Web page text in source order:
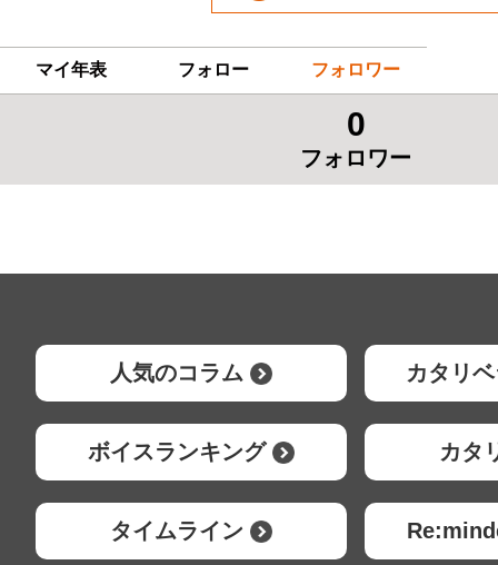
マイ年表 フォロー フォロワー
0
フォロワー
人気のコラム カタリ
ボイスランキング カタ
タイムライン